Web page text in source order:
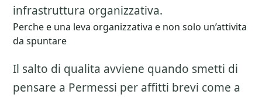
infrastruttura organizzativa.
Perche e una leva organizzativa e non solo un’attivita
da spuntare
Il salto di qualita avviene quando smetti di
pensare a Permessi per affitti brevi come a